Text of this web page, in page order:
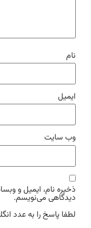
نام
ایمیل
وب‌ سایت
ذخیره نام، ایمیل و
دیدگاهی می‌نویسم.
لطفا پاسخ را به عدد